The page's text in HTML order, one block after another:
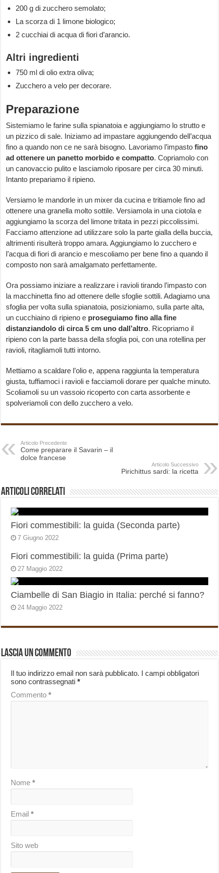
200 g di zucchero semolato;
La scorza di 1 limone biologico;
2 cucchiai di acqua di fiori d’arancio.
Altri ingredienti
750 ml di olio extra oliva;
Zucchero a velo per decorare.
Preparazione
Sistemiamo le farine sulla spianatoia e aggiungiamo lo strutto e
un pizzico di sale. Iniziamo ad impastare aggiungendo dell’acqua
fino a quando non ce ne sarà bisogno. Lavoriamo l’impastofino
ad ottenere un panetto morbido e compatto. Copriamolo con
un canovaccio pulito e lasciamolo riposare per circa 30 minuti.
Intanto prepariamo il ripieno.
Versiamo le mandorle in un mixer da cucina e tritiamole fino ad
ottenere una granella molto sottile. Versiamola in una ciotola e
aggiungiamo la scorza del limone tritata in pezzi piccolissimi.
Facciamo attenzione ad utilizzare solo la parte gialla della buccia,
altrimenti risulterà troppo amara. Aggiungiamo lo zucchero e
l’acqua di fiori di arancio e mescoliamo per bene fino a quando il
composto non sarà amalgamato perfettamente.
Ora possiamo iniziare a realizzare i ravioli tirando l’impasto con
la macchinetta fino ad ottenere delle sfoglie sottili. Adagiamo una
sfoglia per volta sulla spianatoia, posizioniamo, sulla parte alta,
un cucchiaino di ripieno e proseguiamo fino alla fine
distanziandolo di circa 5 cm uno dall’altro. Ricopriamo il
ripieno con la parte bassa della sfoglia poi, con una rotellina per
ravioli, ritagliamoli tutti intorno.
Mettiamo a scaldare l’olio e, appena raggiunta la temperatura
giusta, tuffiamoci i ravioli e facciamoli dorare per qualche minuto.
Scoliamoli su un vassoio ricoperto con carta assorbente e
spolveriamoli con dello zucchero a velo.
Articolo Precedente
Come preparare il Savarin – il
dolce francese
Articolo Successivo
Pirichittus sardi: la ricetta
Articoli correlati
Fiori commestibili: la guida (Seconda parte)
7 Giugno 2022
Fiori commestibili: la guida (Prima parte)
27 Maggio 2022
Ciambelle di San Biagio in Italia: perché si fanno?
24 Maggio 2022
Lascia un commento
Il tuo indirizzo email non sarà pubblicato. I campi obbligatori
sono contrassegnati*
Commento*
Nome*
Email*
Sito web